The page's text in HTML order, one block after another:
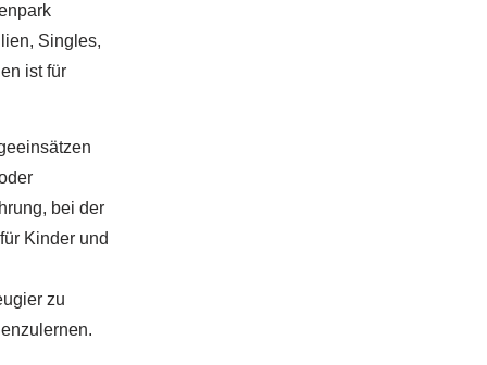
Singles,
ist für
bei der
Kinder und
zu